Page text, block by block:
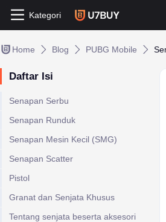
Kategori
Home Blog PUBG Mobile
Daftar Isi
Senapan Serbu
Senapan Runduk
Senapan Mesin Kecil (SMG)
Senapan Scatter
Pistol
Granat dan Senjata Khusus
Tentang senjata beserta aksesori